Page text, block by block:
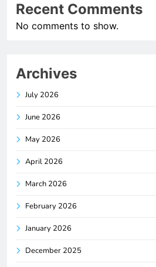
Recent Comments
No comments to show.
Archives
July 2026
June 2026
May 2026
April 2026
March 2026
February 2026
January 2026
December 2025